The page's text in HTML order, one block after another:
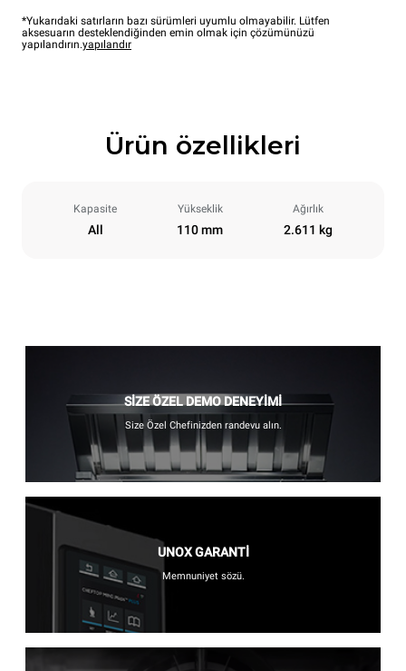
*Yukarıdaki satırların bazı sürümleri uyumlu olmayabilir. Lütfen
aksesuarın desteklendiğinden emin olmak için çözümünüzü
yapılandırın.yapılandır
Ürün özellikleri
Kapasite
All
Yükseklik
110 mm
Ağırlık
2.611 kg
SİZE ÖZEL DEMO DENEYİMİ
Size Özel Chefinizden randevu alın.
UNOX GARANTİ
Memnuniyet sözü.